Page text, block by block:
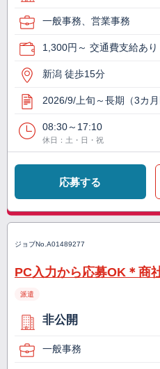
一般事務、営業事務
1,300円～ 交通費支給あり
新潟 徒歩15分
2026/9/上旬～長期（3カ月
08:30～17:10
休日：土・日・祝
応募する
ジョブNo. A01489277
PC入力から応募OK＊商
派遣
非公開
一般事務